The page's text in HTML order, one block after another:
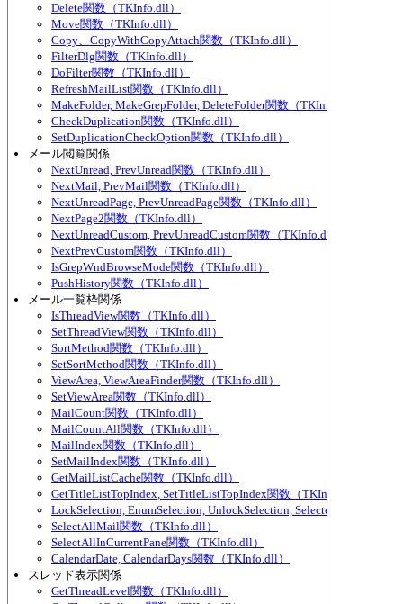
Delete関数（TKInfo.dll）
Move関数（TKInfo.dll）
Copy、CopyWithCopyAttach関数（TKInfo.dll）
FilterDlg関数（TKInfo.dll）
DoFilter関数（TKInfo.dll）
RefreshMailList関数（TKInfo.dll）
MakeFolder, MakeGrepFolder, DeleteFolder関数（TKInfo.dll）
CheckDuplication関数（TKInfo.dll）
SetDuplicationCheckOption関数（TKInfo.dll）
メール閲覧関係
NextUnread, PrevUnread関数（TKInfo.dll）
NextMail, PrevMail関数（TKInfo.dll）
NextUnreadPage, PrevUnreadPage関数（TKInfo.dll）
NextPage2関数（TKInfo.dll）
NextUnreadCustom, PrevUnreadCustom関数（TKInfo.dll）
NextPrevCustom関数（TKInfo.dll）
IsGrepWndBrowseMode関数（TKInfo.dll）
PushHistory関数（TKInfo.dll）
メール一覧枠関係
IsThreadView関数（TKInfo.dll）
SetThreadView関数（TKInfo.dll）
SortMethod関数（TKInfo.dll）
SetSortMethod関数（TKInfo.dll）
ViewArea, ViewAreaFinder関数（TKInfo.dll）
SetViewArea関数（TKInfo.dll）
MailCount関数（TKInfo.dll）
MailCountAll関数（TKInfo.dll）
MailIndex関数（TKInfo.dll）
SetMailIndex関数（TKInfo.dll）
GetMailListCache関数（TKInfo.dll）
GetTitleListTopIndex, SetTitleListTopIndex関数（TKInfo.dll）
LockSelection, EnumSelection, UnlockSelection, SelectedMailCount
SelectAllMail関数（TKInfo.dll）
SelectAllInCurrentPane関数（TKInfo.dll）
CalendarDate, CalendarDays関数（TKInfo.dll）
スレッド表示関係
GetThreadLevel関数（TKInfo.dll）